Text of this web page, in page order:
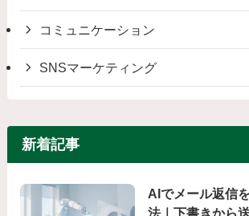
コミュニケーション
SNSマーケティング
新着記事
AIでメール返信